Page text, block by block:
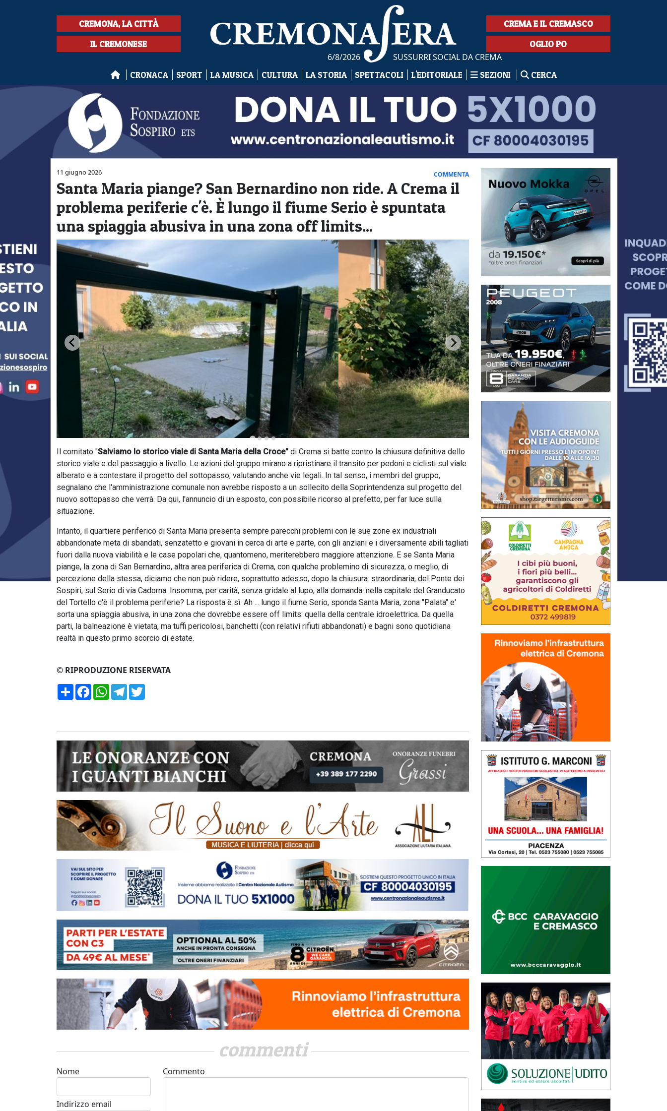
CREMONA, LA CITTÀ
IL CREMONESE
6/8/2026 SUSSURRI SOCIAL DA CREMA
CREMA E IL CREMASCO
OGLIO PO
CRONACA SPORT LA MUSICA CULTURA LA STORIA SPETTACOLI L'EDITORIALE SEZIONI CERCA
11 giugno 2026 COMMENTA
Santa Maria piange? San Bernardino non ride. A Crema il
problema periferie c'è. È lungo il fiume Serio è spuntata
una spiaggia abusiva in una zona off limits...
Il comitato "Salviamo lo storico viale di Santa Maria della Croce" di Crema si batte contro la chiusura definitiva dello
storico viale e del passaggio a livello. Le azioni del gruppo mirano a ripristinare il transito per pedoni e ciclisti sul viale
alberato e a contestare il progetto del sottopasso, valutando anche vie legali. In tal senso, i membri del gruppo,
segnalano che l'amministrazione comunale non avrebbe risposto a un sollecito della Soprintendenza sul progetto del
nuovo sottopasso che verrà. Da qui, l'annuncio di un esposto, con possibile ricorso al prefetto, per far luce sulla
situazione.
Intanto, il quartiere periferico di Santa Maria presenta sempre parecchi problemi con le sue zone ex industriali
abbandonate meta di sbandati, senzatetto e giovani in cerca di arte e parte, con gli anziani e i diversamente abili tagliati
fuori dalla nuova viabilità e le case popolari che, quantomeno, meriterebbero maggiore attenzione. E se Santa Maria
piange, la zona di San Bernardino, altra area periferica di Crema, con qualche problemino di sicurezza, o meglio, di
percezione della stessa, diciamo che non può ridere, soprattutto adesso, dopo la chiusura: straordinaria, del Ponte dei
Sospiri, sul Serio di via Cadorna. Insomma, per carità, senza gridale al lupo, alla domanda: nella capitale del Granducato
del Tortello c'è il problema periferie? La risposta è sì. Ah ... lungo il fiume Serio, sponda Santa Maria, zona "Palata" e'
sorta una spiaggia abusiva, in una zona che dovrebbe essere off limits: quella della centrale idroelettrica. Da quella
parti, la balneazione è vietata, ma tuffi pericolosi, banchetti (con relativi rifiuti abbandonati) e bagni sono quotidiana
realtà in questo primo scorcio di estate.
© RIPRODUZIONE RISERVATA
CondividiFacebookWhatsApp
Telegram
commenti
Nome
Indirizzo email
Commento